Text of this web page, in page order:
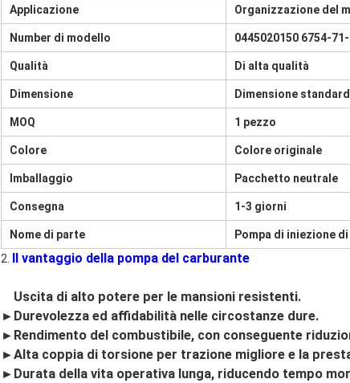
Applicazione Organizzazione del
Number di modello 0445020150 6754-
Qualità Di alta qualità
Dimensione Dimensione standard
MOQ 1 pezzo
Colore Colore originale
Imballaggio Pacchetto neutrale
Consegna 1-3 giorni
Nome di parte
Pompa di iniezione
2.
Il vantaggio della pompa del carburante
Uscita di alto potere per le mansioni resistenti.
►Durevolezza ed affidabilità nelle circostanze dure.
►Rendimento del combustibile, con conseguente
►Alta coppia di torsione per trazione migliore e la
►Durata della vita operativa lunga, riducendo tempo